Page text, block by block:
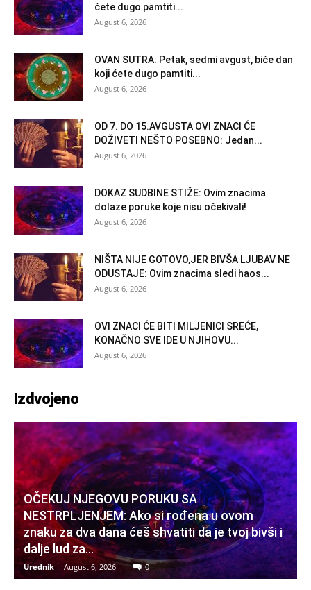
ćete dugo pamtiti...
August 6, 2026
OVAN SUTRA: Petak, sedmi avgust, biće dan
koji ćete dugo pamtiti...
August 6, 2026
OD 7. DO 15.AVGUSTA OVI ZNACI ĆE
DOŽIVETI NEŠTO POSEBNO: Jedan...
August 6, 2026
DOKAZ SUDBINE STIŽE: Ovim znacima
dolaze poruke koje nisu očekivali!
August 6, 2026
NIŠTA NIJE GOTOVO,JER BIVŠA LJUBAV NE
ODUSTAJE: Ovim znacima sledi haos...
August 6, 2026
OVI ZNACI ĆE BITI MILJENICI SREĆE,
KONAČNO SVE IDE U NJIHOVU...
August 6, 2026
Izdvojeno
OČEKUJ NJEGOVU PORUKU SA
NESTRPLJENJEM: Ako si rođena u ovom
znaku za dva dana ćeš shvatiti da je tvoj bivši i
dalje lud za...
Urednik - August 6, 2026 0